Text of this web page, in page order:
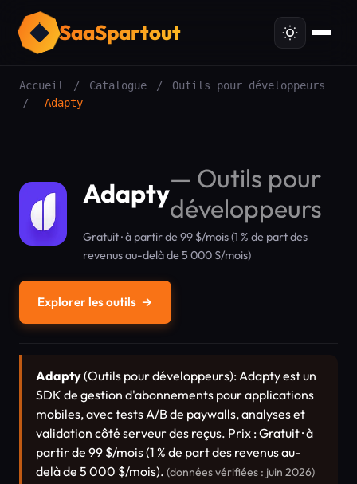
SaaSpartout
Accueil / Catalogue /
Outils pour développeurs
/
Adapty
Adapty— Outils pour
développeurs
Gratuit · à partir de 99 $/mois (1 % de part des
revenus au-delà de 5 000 $/mois)
Explorer les outils →
Adapty(Outils pour développeurs): Adapty est un
SDK de gestion d'abonnements pour applications
mobiles, avec tests A/B de paywalls, analyses et
validation côté serveur des reçus. Prix : Gratuit · à
partir de 99 $/mois (1 % de part des revenus au-
delà de 5 000 $/mois). (données vérifiées : juin 2026)